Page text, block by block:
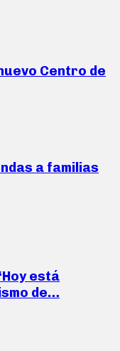
Centro de
a familias
está
de…